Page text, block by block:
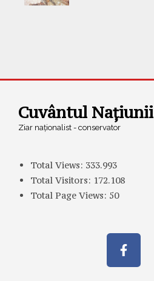
Cuvântul Națiunii
Ziar naționalist - conservator
Total Views: 333.993
Total Visitors: 172.108
Total Page Views: 50